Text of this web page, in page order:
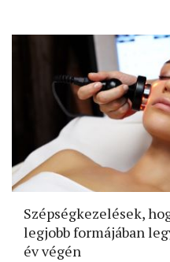
Szépségkezelések,
legjobb formájában
év végén